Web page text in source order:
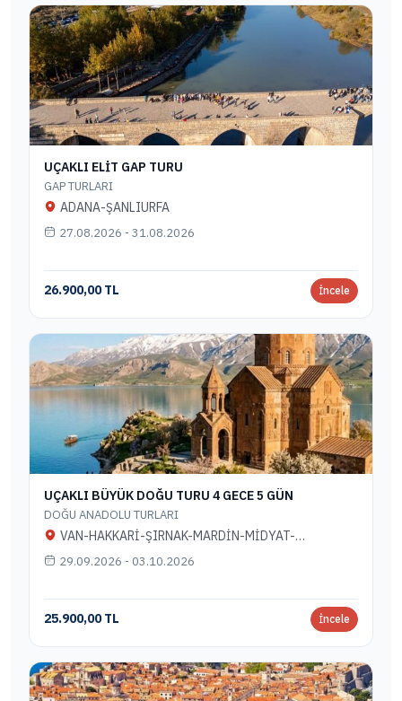
UÇAKLI ELİT GAP TURU
GAP TURLARI
ADANA-ŞANLIURFA
27.08.2026 - 31.08.2026
26.900,00 TL İncele
UÇAKLI BÜYÜK DOĞU TURU 4 GECE 5 GÜN
DOĞU ANADOLU TURLARI
VAN-HAKKARİ-ŞIRNAK-MARDİN-MİDYAT-
DİYARBAKIR
29.09.2026 - 03.10.2026
25.900,00 TL İncele